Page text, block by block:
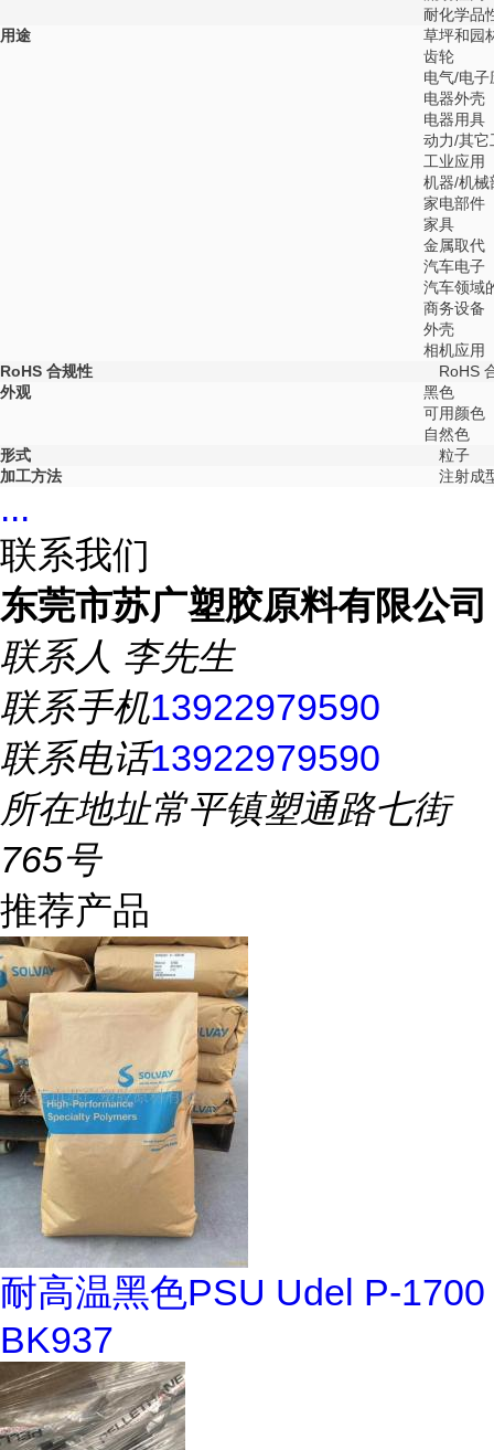
耐化学品
用途
草坪和园
齿轮
电气/电
电器外壳
电器用具
动力/其它
工业应用
机器/机械
家电部件
家具
金属取代
汽车电子
汽车领域
商务设备
外壳
相机应用
RoHS 合规性
RoHS
外观
黑色
可用颜色
自然色
形式
粒子
加工方法
注射成
...
联系我们
东莞市苏广塑胶原料有限公司
联系人 李先生
联系手机13922979590
联系电话13922979590
所在地址常平镇塑通路七街
765号
推荐产品
耐高温黑色PSU Udel P-1700
BK937